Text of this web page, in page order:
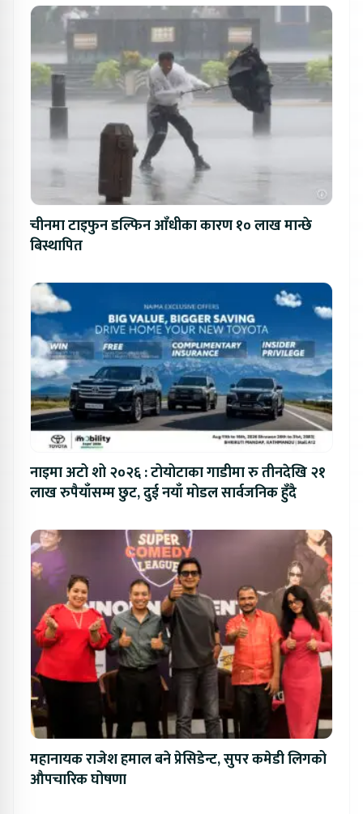
चीनमा टाइफुन डल्फिन आँधीका कारण १० लाख मान्छे
बिस्थापित
नाइमा अटो शो २०२६ : टोयोटाका गाडीमा रु तीनदेखि २१
लाख रुपैयाँसम्म छुट, दुई नयाँ मोडल सार्वजनिक हुँदै
महानायक राजेश हमाल बने प्रेसिडेन्ट, सुपर कमेडी लिगको
औपचारिक घोषणा